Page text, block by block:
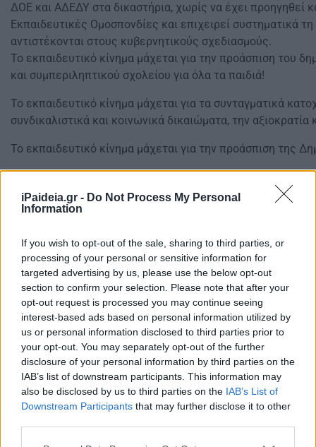
iPaideia.gr - Do Not Process My Personal
Information
If you wish to opt-out of the sale, sharing to third parties, or
processing of your personal or sensitive information for
targeted advertising by us, please use the below opt-out
section to confirm your selection. Please note that after your
opt-out request is processed you may continue seeing
interest-based ads based on personal information utilized by
us or personal information disclosed to third parties prior to
your opt-out. You may separately opt-out of the further
disclosure of your personal information by third parties on the
IAB’s list of downstream participants. This information may
also be disclosed by us to third parties on the IAB’s List of
Downstream Participants that may further disclose it to other
ΔΟΕ και ΑΔΕΔΥ στα δικαστήρια, χωρίς να έχει προηγηθεί
Εκπαιδευτικές Ομοσπονδίες και επιχειρεί συστηματικά
αντιστέκονται στους κυβερνητικούς σχεδιασμούς.
Το εκπαιδευτικό κίνημα μάχεται για την προάσπιση του
και συμπεριληπτικού σχολείου για όλα τα παιδιά!
Το εκπαιδευτικό κίνημα μάχεται για τα συνταγματικά
συνδικαλιστικά και κοινωνικά δικαιώματα, την αξιοκρατία
Το εκπαιδευτικό κίνημα μάχεται για την προάσπιση της
Θα συνεχίσουμε τον αγώνα μας για την ανατροπή των
ανατροπή κάθε νεοφιλελεύθερης και αυταρχικής
την εφαρμόζει!
Απέναντι στην ακραία επίθεση από την Κυβέρνηση
όλων των αγωνιστικών δυνάμεων του κλάδου και
διαθέτουμε, κινηματικών, νομικών και πολιτικών, για να
αντίστασή μας και να αναδείξουμε ότι ο αγώνας μας
μαθητών/τριών και του δημόσιου σχολείου.
Απέναντι στην ολομέτωπη επίθεση στη Δημόσια Δωρεάν
αγαθό και κάθε κεκτημένο δικαίωμα οι ΣΥΝΕΚ θα
βασικό άξονα την ενότητα του Κλάδου και τους αγώνες
για την Παιδεία των αναγκών και των οραμάτων μας!
Δείτε επίσηςΈρχεται αξιολόγηση στο Δημόσιο από